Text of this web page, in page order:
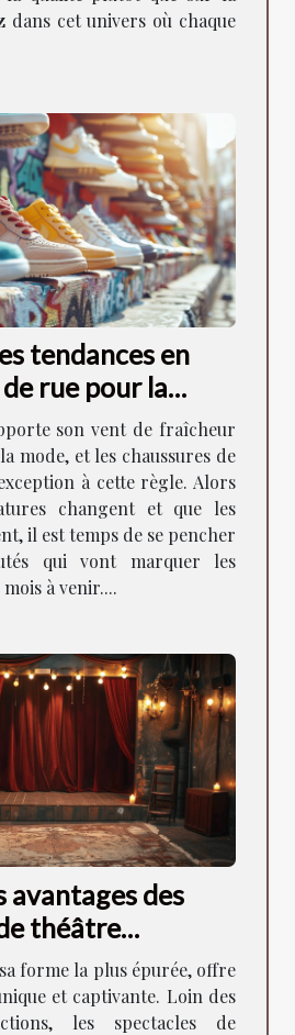
dans cet univers où chaque
tendances en
rue pour la
son vent de fraîcheur
mode, et les chaussures de
à cette règle. Alors
changent et que les
il est temps de se pencher
qui vont marquer les
à venir....
avantages des
théâtre
la
locale
forme la plus épurée, offre
et captivante. Loin des
les spectacles de